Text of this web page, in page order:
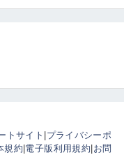
トサイト プライバシーポ
規約 電子版利用規約 お問